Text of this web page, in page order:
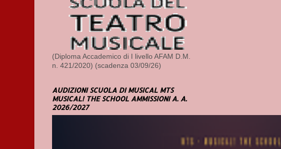
(Diploma Accademico di I livello AFAM D.M.
n. 421/2020) (scadenza 03/09/26)
AUDIZIONI SCUOLA DI MUSICAL MTS
MUSICAL! THE SCHOOL AMMISSIONI A. A.
2026/2027